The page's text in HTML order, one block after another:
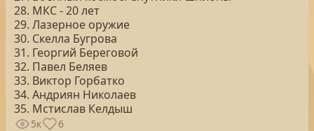
28. МКС - 20 лет
29. Лазерное оружие
30. Скелла Бугрова
31. Георгий Береговой
32. Павел Беляев
33. Виктор Горбатко
34. Андриян Николаев
35. Мстислав Келдыш
5к 6